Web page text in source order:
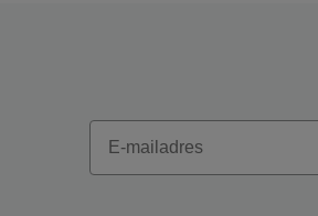
Email